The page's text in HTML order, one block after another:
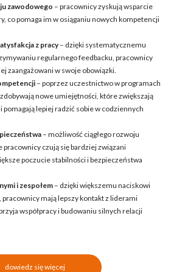
zawodowego – pracownicy zyskują wsparcie
co pomaga im w osiąganiu nowych kompetencji
z pracy– dzięki systematycznemu
regularnego feedbacku, pracownicy
zaangażowani w swoje obowiązki.
– poprzez uczestnictwo w programach
nowe umiejętności, które zwiększają
pomagają lepiej radzić sobie w codziennych
– możliwość ciągłego rozwoju
pracownicy czują się bardziej związani
poczucie stabilności i bezpieczeństwa
i zespołem – dzięki większemu naciskowi
pracownicy mają lepszy kontakt z liderami
współpracy i budowaniu silnych relacji
dowiedz się więcej